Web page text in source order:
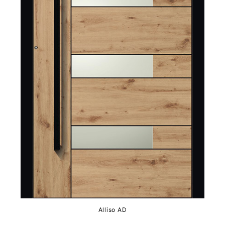
Alliso AD